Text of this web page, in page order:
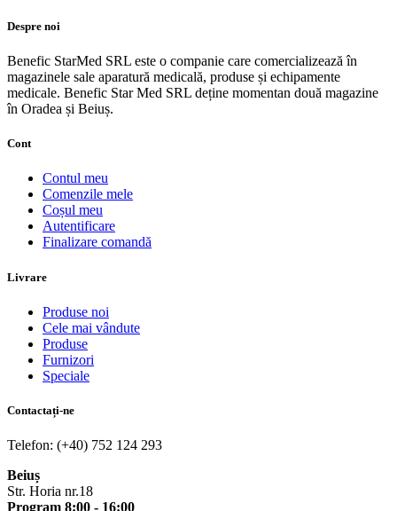
Despre noi
Benefic StarMed SRL este o companie care comercializează în
magazinele sale aparatură medicală, produse și echipamente
medicale. Benefic Star Med SRL deține momentan două magazine
în Oradea și Beiuș.
Cont
Contul meu
Comenzile mele
Coșul meu
Autentificare
Finalizare comandă
Livrare
Produse noi
Cele mai vândute
Produse
Furnizori
Speciale
Contactați-ne
Telefon: (+40) 752 124 293
Beiuș
Str. Horia nr.18
Program 8:00 - 16:00